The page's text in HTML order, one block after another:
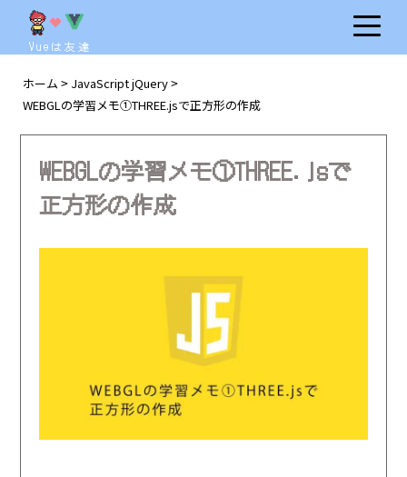
Vueは友達
ホーム > JavaScript jQuery >
WEBGLの学習メモ①THREE.jsで正方形の作成
WEBGLの学習メモ①THREE.jsで
正方形の作成